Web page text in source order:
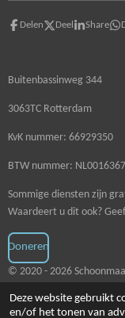
Deze website gebruikt
en/of het tonen van
Delen Deel Share
Buitenbassinweg 344
3063TC Rotterdam
KvK nummer: 66929350
BTW nummer:
Sommige diensten zijn
Waardeert u dit ook?
Doneren
© 2020 - 2026